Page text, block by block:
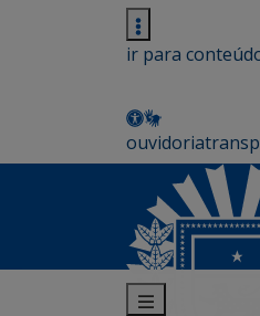
ir para
ouvidoria